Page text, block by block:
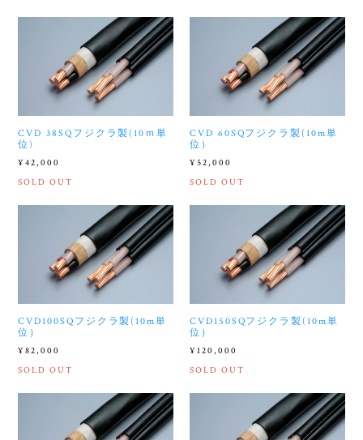
CVD 38SQフジクラ製(10ｍ単
位)
¥42,000
SOLD OUT
CVD 60SQフジクラ製(10m単
位）
¥52,000
SOLD OUT
CVD100SQフジクラ製(10m単
位）
¥82,000
SOLD OUT
CVD150SQフジクラ製(10m単
位）
¥120,000
SOLD OUT